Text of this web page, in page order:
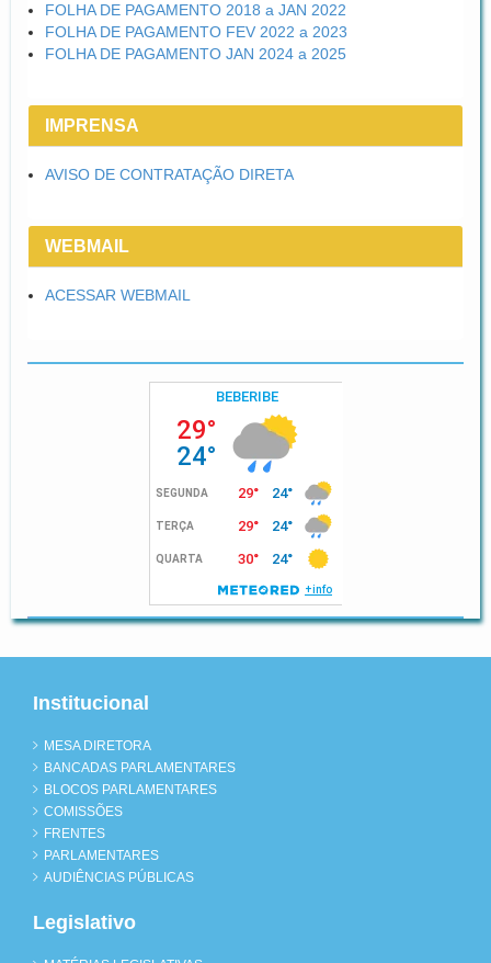
FOLHA DE PAGAMENTO 2018 a JAN 2022
FOLHA DE PAGAMENTO FEV 2022 a 2023
FOLHA DE PAGAMENTO JAN 2024 a 2025
IMPRENSA
AVISO DE CONTRATAÇÃO DIRETA
WEBMAIL
ACESSAR WEBMAIL
Institucional
MESA DIRETORA
BANCADAS PARLAMENTARES
BLOCOS PARLAMENTARES
COMISSÕES
FRENTES
PARLAMENTARES
AUDIÊNCIAS PÚBLICAS
Legislativo